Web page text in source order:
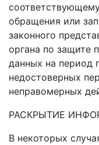
обращения или
законного
органа по защите
данных на период
недостоверных
неправомерных
РАСКРЫТИЕ
В некоторых